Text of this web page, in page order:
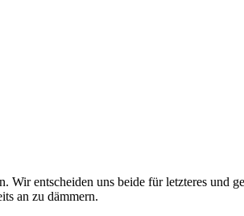
Wir entscheiden uns beide für letzteres
an zu dämmern.